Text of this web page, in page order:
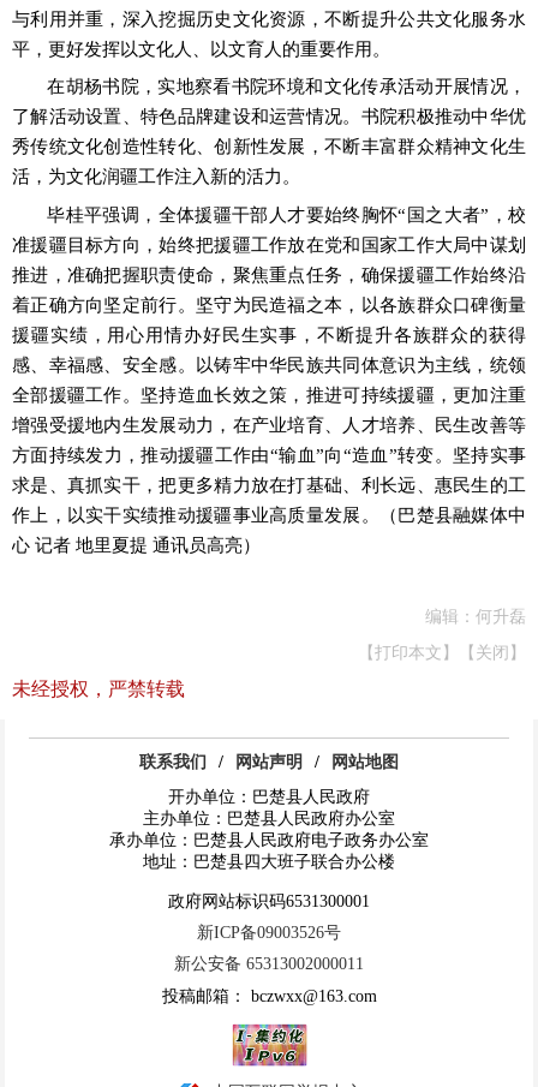
与利用并重，深入挖掘历史文化资源，不断提升公共文化服务水
平，更好发挥以文化人、以文育人的重要作用。
在胡杨书院，实地察看书院环境和文化传承活动开展情况，
了解活动设置、特色品牌建设和运营情况。书院积极推动中华优
秀传统文化创造性转化、创新性发展，不断丰富群众精神文化生
活，为文化润疆工作注入新的活力。
毕桂平强调，全体援疆干部人才要始终胸怀“国之大者”，校
准援疆目标方向，始终把援疆工作放在党和国家工作大局中谋划
推进，准确把握职责使命，聚焦重点任务，确保援疆工作始终沿
着正确方向坚定前行。坚守为民造福之本，以各族群众口碑衡量
援疆实绩，用心用情办好民生实事，不断提升各族群众的获得
感、幸福感、安全感。以铸牢中华民族共同体意识为主线，统领
全部援疆工作。坚持造血长效之策，推进可持续援疆，更加注重
增强受援地内生发展动力，在产业培育、人才培养、民生改善等
方面持续发力，推动援疆工作由“输血”向“造血”转变。坚持实事
求是、真抓实干，把更多精力放在打基础、利长远、惠民生的工
作上，以实干实绩推动援疆事业高质量发展。
（巴楚县融媒体中
心 记者 地里夏提 通讯员高亮）
编辑：何升磊
【打印本文】
【关闭】
未经授权，严禁转载
联系我们 / 网站声明 /
网站地图
开办单位：巴楚县人民政府
主办单位：巴楚县人民政府办公室
承办单位：巴楚县人民政府电子政务办公室
地址：巴楚县四大班子联合办公楼
政府网站标识码6531300001
新ICP备09003526号
新公安备 65313002000011
投稿邮箱： bczwxx@163.com